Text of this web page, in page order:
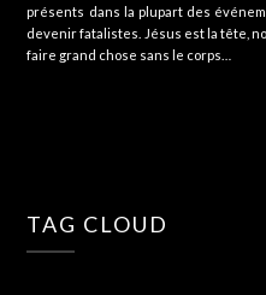
présents dans la plupart des
devenir fatalistes. Jésus est la tête,
faire grand chose sans le corps…
TAG CLOUD